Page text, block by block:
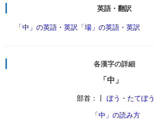
英語・翻訳
「中」の英語・英訳 「場」の英語・英訳
各漢字の詳細
「中」
部首：丨 ぼう・たてぼう
「中」の読み方